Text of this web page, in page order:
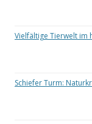
Vielfältige Tierwelt im
Schiefer Turm: